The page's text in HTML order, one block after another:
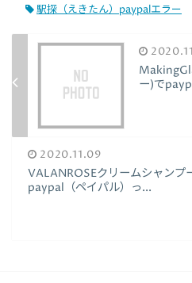
駅探（えきたん）paypalエラー
ー)で
2020.11.09
VALANROSEクリームシャンプ
paypal（ペイパル）っ...